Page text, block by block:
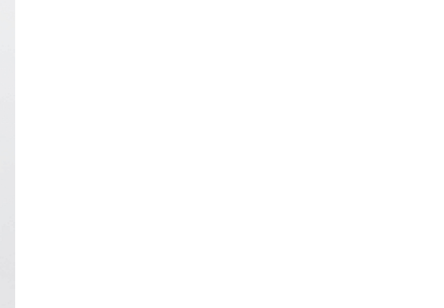
доставке заказа.
и качество, а также примерить вещи при выборе доставки с
(размер, цвет, комплектация) или товар имеет внешние
город.
магазины M.REASON в регионы запрещено (с регионов в
Такой товар доступен только по предоплате 100% на